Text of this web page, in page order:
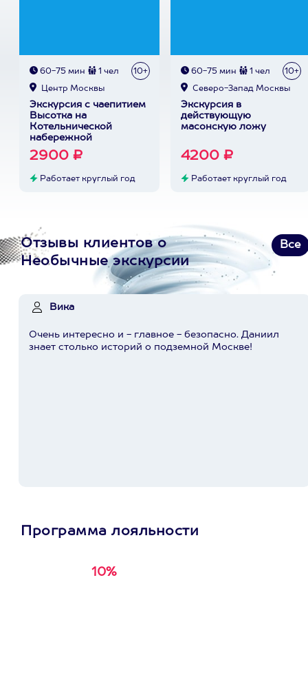
60-75 мин 1 чел 10+
Центр Москвы
Экскурсия с чаепитием
Высотка на
Котельнической
набережной
2900 ₽
Работает круглый год
60-75 мин 1 чел 10+
Северо-Запад Москвы
Экскурсия в
действующую
масонскую ложу
4200 ₽
Работает круглый год
Отзывы клиентов о
Необычные экскурсии
Все
Вика
Очень интересно и - главное - безопасно. Даниил
знает столько историй о подземной Москве!
Программа лояльности
10%